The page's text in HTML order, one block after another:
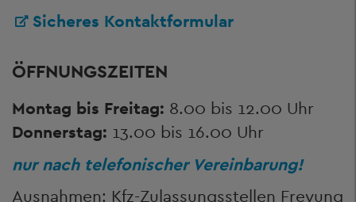
Sicheres Kontaktformular
ÖFFNUNGSZEITEN
Montag bis Freitag: 8.00 bis 12.00 Uhr
Donnerstag: 13.00 bis 16.00 Uhr
nur nach telefonischer Vereinbarung!
Ausnahmen: Kfz-Zulassungsstellen Freyung